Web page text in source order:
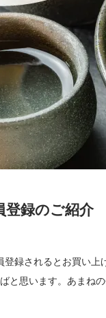
登録のご紹介
登録されるとお買い
と思います。あまね